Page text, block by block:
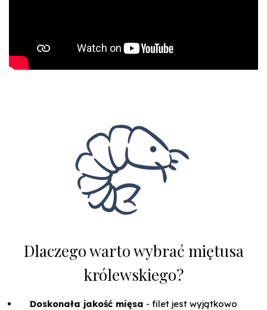
Dlaczego warto wybrać miętusa
królewskiego?
Doskonała jakość mięsa - filet jest wyjątkowo